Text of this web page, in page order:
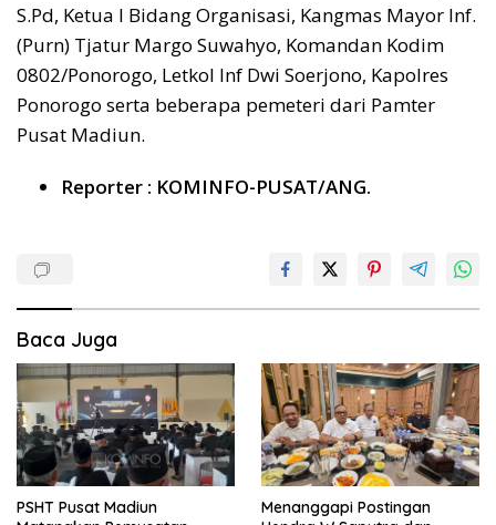
S.Pd, Ketua I Bidang Organisasi, Kangmas Mayor Inf.
(Purn) Tjatur Margo Suwahyo, Komandan Kodim
0802/Ponorogo, Letkol Inf Dwi Soerjono, Kapolres
Ponorogo serta beberapa pemeteri dari Pamter
Pusat Madiun.
Reporter : KOMINFO-PUSAT/ANG.
Baca Juga
PSHT Pusat Madiun
Menanggapi Postingan